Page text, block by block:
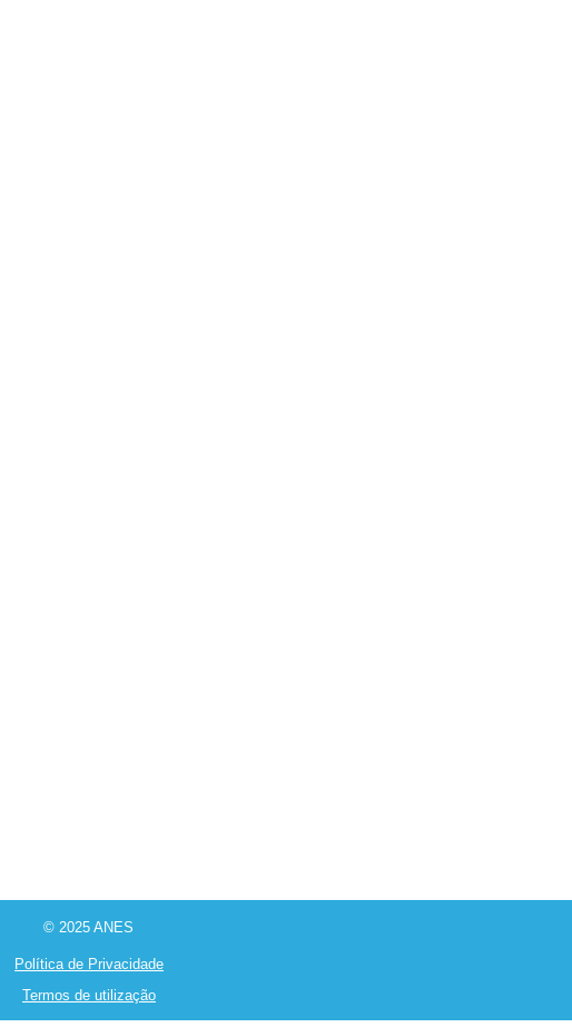
© 2025 ANES
Política de Privacidade
Termos de utilização